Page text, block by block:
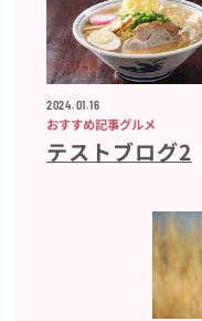
2024.01.16
おすすめ記事グルメ
テストブログ2